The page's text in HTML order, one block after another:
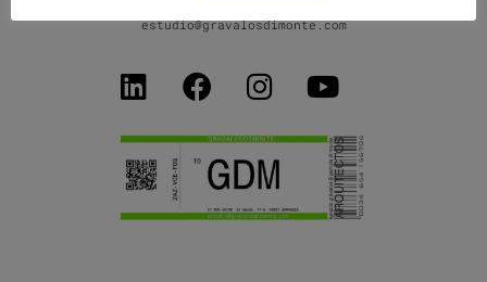
estudio@gravalosdimonte.com